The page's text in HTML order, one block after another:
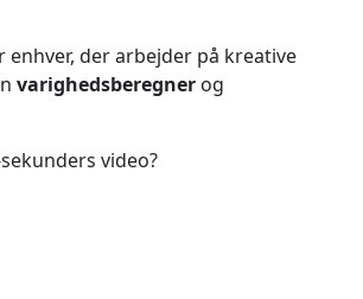
der arbejder på kreative
varighedsberegner og
video?